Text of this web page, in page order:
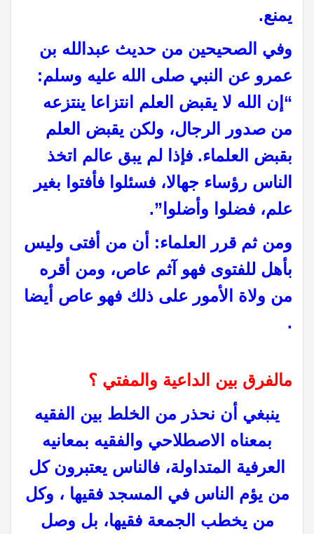
يمنع.
وفي الصحيحين من حديث عبدالله بن
عمرو عن النبي صلى الله عليه وسلم:
“إن الله لا يقبض العلم انتزاعا ينتزعه
من صدور الرجال، ولكن يقبض العلم
بقبض العلماء. فإذا لم يبق عالم اتخذ
الناس رؤساء جهالا، فسئلوا فأفتوا بغير
علم، فضلوا وأضلوا”.
ومن ثم قرر العلماء: أن من أفتى وليس
بأهل للفتوى فهو آثم عاص، ومن أقره
من ولاة الأمور على ذلك فهو عاص أيضا
.
مالفرق بين الداعية والمفتي ؟
ينبغي أن نحذر من الخلط بين الفقيه
بمعناه الاصطلاحي والفقيه بمعانيه
العرفية المتداولة، فالناس يعتبرون كل
من يؤم الناس في المسجد فقيها ، وكل
من يخطب الجمعة فقيها، بل وصل